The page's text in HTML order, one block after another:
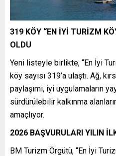
319 KÖY “EN İYİ TURİZM
OLDU
Yeni listeyle birlikte, “En İyi
köy sayısı 319’a ulaştı. Ağ,
paylaşımı, iyi uygulamaların
sürdürülebilir kalkınma
amaçlıyor.
2026 BAŞVURULARI YILIN
BM Turizm Örgütü, “En İyi